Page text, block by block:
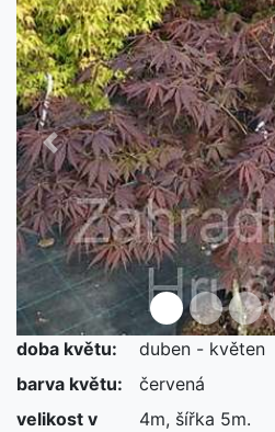
Předchozí
doba květu:
duben - květen
barva květu:
červená
velikost v
4m, šířka 5m.